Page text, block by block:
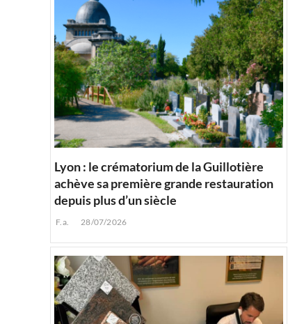
Lyon : le crématorium de la Guillotière
achève sa première grande restauration
depuis plus d’un siècle
F.a. 28/07/2026